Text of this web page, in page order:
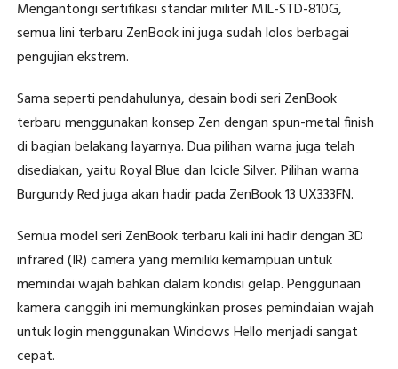
Mengantongi sertifikasi standar militer MIL-STD-810G,
semua lini terbaru ZenBook ini juga sudah lolos berbagai
pengujian ekstrem.
Sama seperti pendahulunya, desain bodi seri ZenBook
terbaru menggunakan konsep Zen dengan spun-metal finish
di bagian belakang layarnya. Dua pilihan warna juga telah
disediakan, yaitu Royal Blue dan Icicle Silver. Pilihan warna
Burgundy Red juga akan hadir pada ZenBook 13 UX333FN.
Semua model seri ZenBook terbaru kali ini hadir dengan 3D
infrared (IR) camera yang memiliki kemampuan untuk
memindai wajah bahkan dalam kondisi gelap. Penggunaan
kamera canggih ini memungkinkan proses pemindaian wajah
untuk login menggunakan Windows Hello menjadi sangat
cepat.